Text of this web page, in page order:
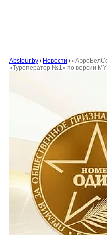
Abstour.by / Новости /
«Туроператор №1» по версии